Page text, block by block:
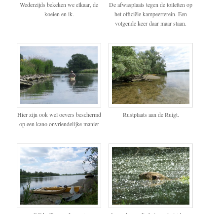
Wederzijds bekeken we elkaar, de
koeien en ik.
De afwasplaats tegen de toiletten op
het officiële kampeerterein. Een
volgende keer daar maar staan.
Hier zijn ook wel oevers beschermd
op een kano onvriendelijke manier
Rustplaats aan de Ruigt.